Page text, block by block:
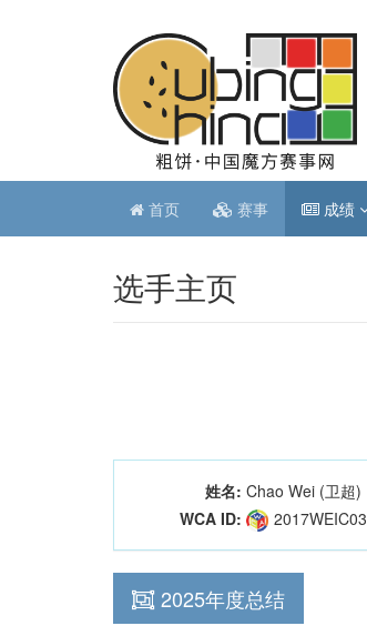
首页 赛事 成绩
选手主页
姓名: Chao Wei (卫超)
WCA ID:
2017WEIC03
2025年度总结